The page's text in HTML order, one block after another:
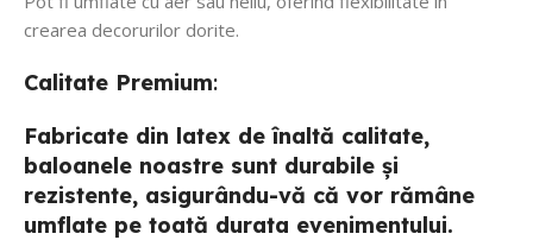
crearea decorurilor dorite.
Calitate Premium:
Fabricate din latex de înaltă calitate,
baloanele noastre sunt durabile și
rezistente, asigurându-vă că vor rămâne
umflate pe toată durata evenimentului.